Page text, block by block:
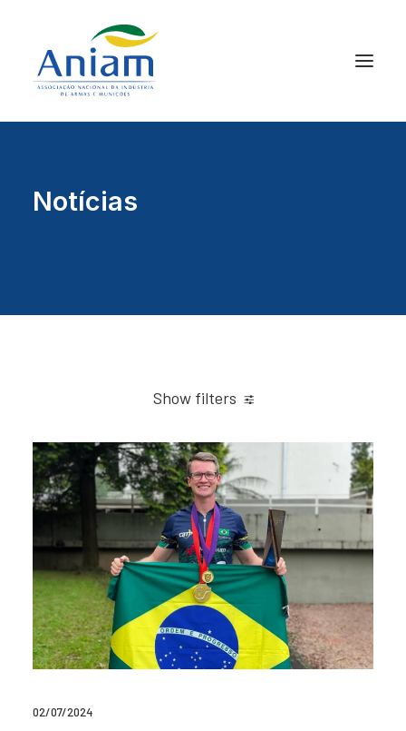
Notícias
Show filters
02/07/2024